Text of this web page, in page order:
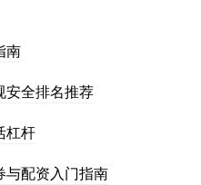
南
安全排名推荐
杠杆
与配资入门指南